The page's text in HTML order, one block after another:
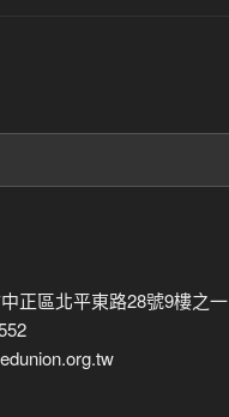
正區北平東路28號9樓之一